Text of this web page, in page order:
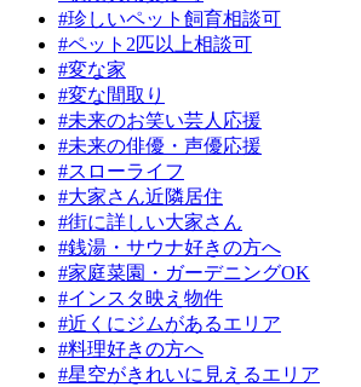
#珍しいペット飼育相談可
#ペット2匹以上相談可
#変な家
#変な間取り
#未来のお笑い芸人応援
#未来の俳優・声優応援
#スローライフ
#大家さん近隣居住
#街に詳しい大家さん
#銭湯・サウナ好きの方へ
#家庭菜園・ガーデニングOK
#インスタ映え物件
#近くにジムがあるエリア
#料理好きの方へ
#星空がきれいに見えるエリア